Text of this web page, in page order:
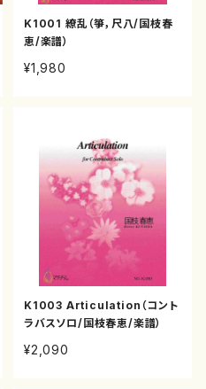
K1001 繚乱（箏，尺八/国枝春
恵/楽譜）
¥1,980
K1003 Articulation（コント
ラバスソロ/国枝春恵/楽譜）
¥2,090